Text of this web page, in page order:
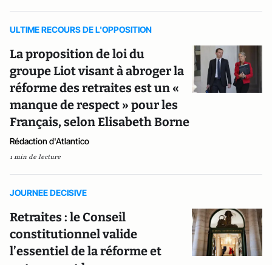
ULTIME RECOURS DE L'OPPOSITION
La proposition de loi du
groupe Liot visant à abroger la
réforme des retraites est un «
manque de respect » pour les
Français, selon Elisabeth Borne
Rédaction d'Atlantico
1 min de lecture
JOURNEE DECISIVE
Retraites : le Conseil
constitutionnel valide
l’essentiel de la réforme et